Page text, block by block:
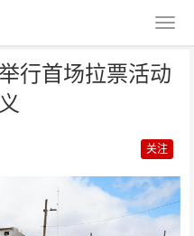
行首场拉票活动
关注
场拉票